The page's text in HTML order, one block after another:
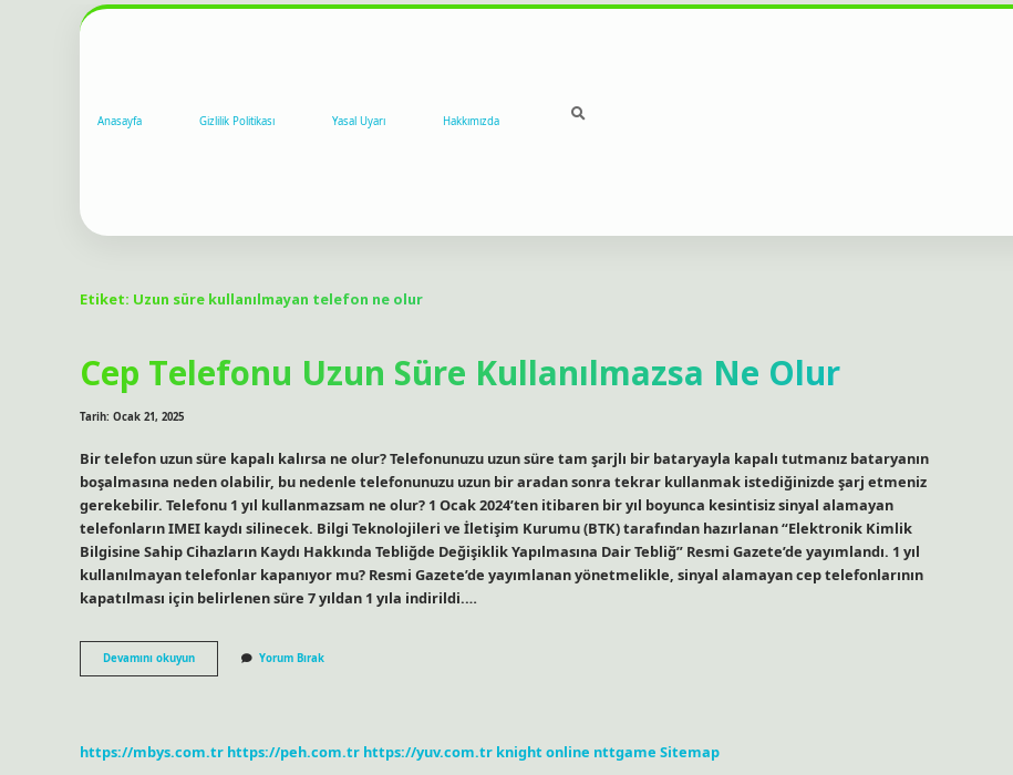
Anasayfa Gizlilik Politikası Yasal Uyarı Hakkımızda
Etiket: Uzun süre kullanılmayan telefon ne olur
Cep Telefonu Uzun Süre Kullanılmazsa Ne Olur
Tarih: Ocak 21, 2025
Bir telefon uzun süre kapalı kalırsa ne olur? Telefonunuzu uzun süre tam şarjlı bir bataryayla kapalı tutmanız bataryanın
boşalmasına neden olabilir, bu nedenle telefonunuzu uzun bir aradan sonra tekrar kullanmak istediğinizde şarj etmeniz
gerekebilir. Telefonu 1 yıl kullanmazsam ne olur? 1 Ocak 2024’ten itibaren bir yıl boyunca kesintisiz sinyal alamayan
telefonların IMEI kaydı silinecek. Bilgi Teknolojileri ve İletişim Kurumu (BTK) tarafından hazırlanan “Elektronik Kimlik
Bilgisine Sahip Cihazların Kaydı Hakkında Tebliğde Değişiklik Yapılmasına Dair Tebliğ” Resmi Gazete’de yayımlandı. 1 yıl
kullanılmayan telefonlar kapanıyor mu? Resmi Gazete’de yayımlanan yönetmelikle, sinyal alamayan cep telefonlarının
kapatılması için belirlenen süre 7 yıldan 1 yıla indirildi.…
Devamını okuyunCep
Telefonu
Olur
Yorum Bırak
https://mbys.com.tr https://peh.com.tr https://yuv.com.tr knight online nttgame Sitemap